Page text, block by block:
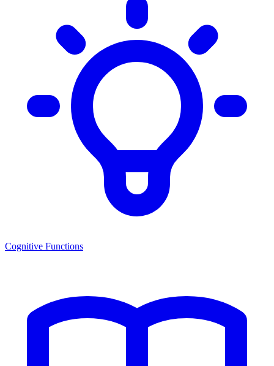
Cognitive Functions